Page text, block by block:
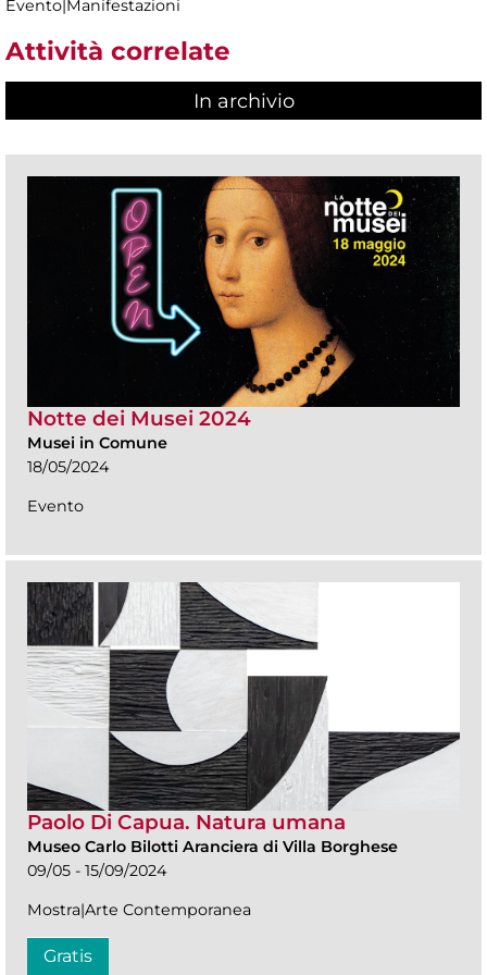
Evento|Manifestazioni
Attività correlate
In archivio
Notte dei Musei 2024
Musei in Comune
18/05/2024
Evento
Paolo Di Capua. Natura umana
Museo Carlo Bilotti Aranciera di Villa Borghese
09/05 - 15/09/2024
Mostra|Arte Contemporanea
Gratis